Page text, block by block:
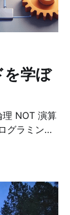
学ぼ
NOT 演算
グラミング